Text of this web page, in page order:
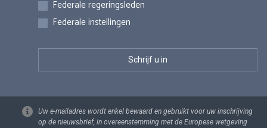
Federale regeringsleden
Federale instellingen
Uw e-mailadres wordt enkel bewaard en gebruikt voor uw inschrijving
op de nieuwsbrief, in overeenstemming met de Europese wetgeving